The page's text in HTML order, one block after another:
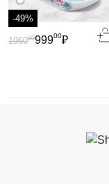
-49%
99900₽
196000